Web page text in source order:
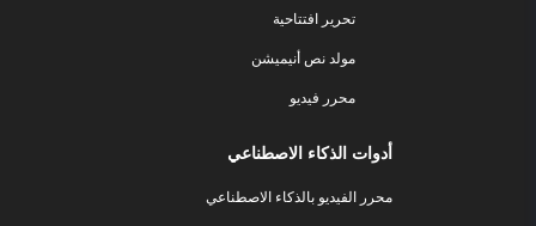
تحرير افتتاحية
مولد نص أنيميشن
محرر فيديو
أدوات الذكاء الاصطناعي
محرر الفيديو بالذكاء الاصطناعي